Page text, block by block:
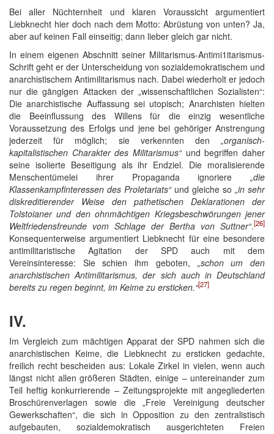
Bei aller Nüchternheit und klaren Voraussicht argumentiert
Liebknecht hier doch nach dem Motto: Abrüstung von unten? Ja,
aber auf keinen Fall einseitig; dann lieber gleich gar nicht.
In einem eigenen Abschnitt seiner Militarismus-Antimi1itarismus-
Schrift geht er der Unterscheidung von sozialdemokratischem und
anarchistischem Antimilitarismus nach. Dabei wiederholt er jedoch
nur die gängigen Attacken der „wissenschaftlichen Sozialisten“:
Die anarchistische Auffassung sei utopisch; Anarchisten hielten
die Beeinflussung des Willens für die einzig wesentliche
Voraussetzung des Erfolgs und jene bei gehöriger Anstrengung
jederzeit für möglich; sie verkennten den „organisch-
kapitalistischen Charakter des Militarismus“und begriffen daher
seine isolierte Beseitigung als ihr Endziel. Die moralisierende
Menschentümelei ihrer Propaganda ignoriere „die
Klassenkampfinteressen des Proletariats“und gleiche so „in sehr
diskreditierender Weise den pathetischen Deklarationen der
Tolstoianer und den ohnmächtigen Kriegsbeschwörungen jener
Weltfriedensfreunde vom Schlage der Bertha von Suttner“.[26]
Konsequenterweise argumentiert Liebknecht für eine besondere
antimilitaristische Agitation der SPD auch mit dem
Vereinsinteresse: Sie schien ihm geboten, „schon um den
anarchistischen Antimilitarismus, der sich auch in Deutschland
bereits zu regen beginnt, im Keime zu ersticken.“[27]
IV.
Im Vergleich zum mächtigen Apparat der SPD nahmen sich die
anarchistischen Keime, die Liebknecht zu ersticken gedachte,
freilich recht bescheiden aus: Lokale Zirkel in vielen, wenn auch
längst nicht allen größeren Städten, einige – untereinander zum
Teil heftig konkurrierende – Zeitungsprojekte mit angegliederten
Broschürenverlagen sowie die „Freie Vereinigung deutscher
Gewerkschaften“, die sich in Opposition zu den zentralistisch
aufgebauten, sozialdemokratisch ausgerichteten Freien